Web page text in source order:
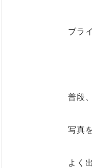
ブラ
普段
写真
よく